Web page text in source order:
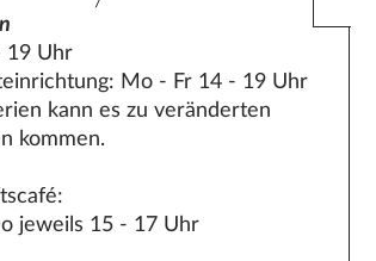
19 Uhr
Mo - Fr 14 - 19 Uhr
kann es zu veränderten
kommen.
jeweils 15 - 17 Uhr